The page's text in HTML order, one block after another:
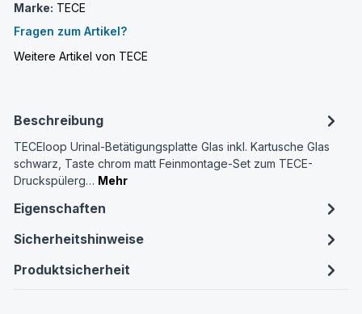
Marke: TECE
Fragen zum Artikel?
Weitere Artikel von TECE
Beschreibung
TECEloop Urinal-Betätigungsplatte Glas inkl. Kartusche Glas
schwarz, Taste chrom matt Feinmontage-Set zum TECE-
Druckspülerg… Mehr
Eigenschaften
Sicherheitshinweise
Produktsicherheit